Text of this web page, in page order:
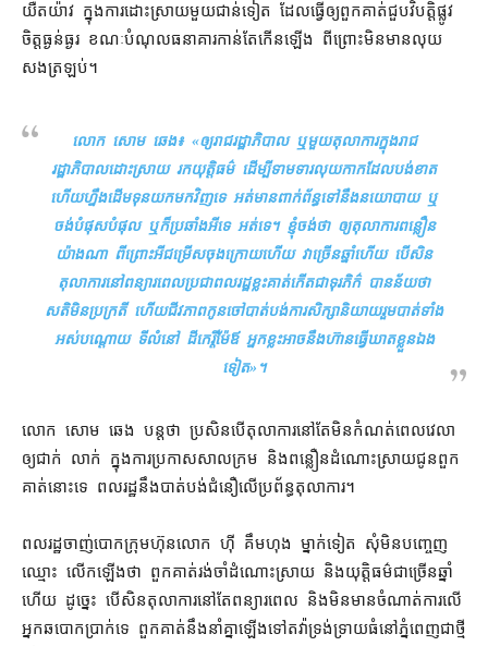
យឺតយ៉ាវ ក្នុង​ការ​ដោះស្រាយ​មួយ​ជាន់​ទៀត ដែល​ធ្វើ​ឲ្យ​ពួកគាត់​ជួប​វិបត្តិ​ផ្លូវ
ចិត្ត​ធ្ងន់ធ្ងរ ខណៈ​បំណុល​ធនាគារ​កាន់តែ​កើនឡើង ពីព្រោះ​មិន​មាន​លុយ​
សង​ត្រឡប់។
លោក សោម ឆេង៖ «ឲ្យ​រាជរដ្ឋាភិបាល ឬមួយ​តុលាការ​ក្នុង​រាជ
រដ្ឋាភិបាល​ដោះស្រាយ រក​យុត្តិធម៌ ដើម្បី​ទាមទារ​លុយ​កាក​ដែល​បង់ខាត
ហើយ​ហ្នឹង​ដើមទុន​យក​មក​វិញ​ទេ អត់​មាន​ពាក់ព័ន្ធ​ទៅ​នឹង​នយោបាយ ឬ​
ចង់​បំផុសបំផុល ឬក៏​ប្រឆាំង​អី​ទេ អត់​ទេ​។ ខ្ញុំ​ចង់​ថា ឲ្យ​តុលាការ​ពន្លឿន​
យ៉ាងណា ពីព្រោះ​អី​ជម្រើស​ចុងក្រោយ​ហើយ វា​ច្រើន​ឆ្នាំ​ហើយ បើសិន​
តុលាការ​នៅ​ពន្យារពេល​ប្រជាពលរដ្ឋ​ខ្លះ​គាត់​កើតជា​ទុ​រ​ភិ​ក៌ បាន​ន័យ​ថា
សតិ​មិន​ប្រក្រតី ហើយ​ជីវភាព​កូនចៅ​បាត់បង់​ការសិក្សា​និយាយ​រួម​បាត់​ទាំង
អស់​បណ្ដោយ ទីលំនៅ ដី​កេរ្តិ៍​ម៉ែឪ អ្នកខ្លះ​អាច​នឹង​ហ៊ាន​ធ្វើឃាត​ខ្លួនឯង​
ទៀត»។
លោក សោម ឆេង បន្ត​ថា ប្រសិនបើ​តុលាការ​នៅតែ​មិន​កំណត់ពេល​វេលា​
ឲ្យ​ជាក់ លាក់ ក្នុង​ការ​ប្រកាស​សាលក្រម និង​ពន្លឿន​ដំណោះស្រាយ​ជូន​ពួក
គាត់​នោះ​ទេ ពលរដ្ឋ​នឹង​បាត់បង់​ជំនឿ​លើ​ប្រព័ន្ធ​តុលាការ។
ពលរដ្ឋ​ចាញ់បោក​ក្រុមហ៊ុន​លោក ហ៊ី គឹមហុង ម្នាក់ទៀត សុំ​មិន​បញ្ចេញ​
ឈ្មោះ លើកឡើង​ថា ពួកគាត់​រង់ចាំ​ដំណោះស្រាយ និង​យុត្តិធម៌​ជាច្រើន​ឆ្នាំ​
ហើយ ដូច្នេះ បើសិន​តុលាការ​នៅតែ​ពន្យារពេល និង​មិន​មាន​ចំណាត់ការ​លើ​
អ្នក​ឆបោក​ប្រាក់​ទេ ពួកគាត់​នឹង​នាំគ្នា​ឡើង​ទៅ​តវ៉ា​ទ្រង់ទ្រាយ​ធំ​នៅ​ភ្នំពេញ​ជាថ្មី​